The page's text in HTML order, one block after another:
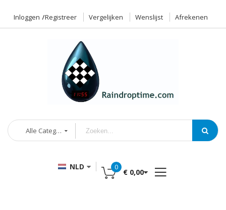
Inloggen Registreer Vergelijken Wenslijst Afrekenen
Alle Categorieën
NLD 0
€ 0,00